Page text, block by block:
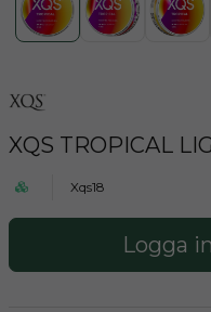
XQS TROPICAL
Xqs18
Logga